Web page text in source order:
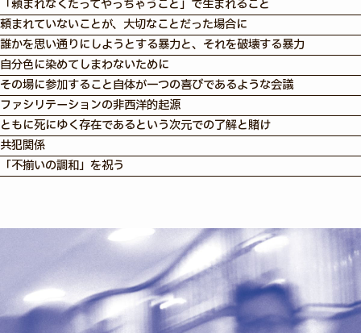
「頼まれなくたってやっちゃうこと」で生まれること
頼まれていないことが、大切なことだった場合に
誰かを思い通りにしようとする暴力と、それを破壊する暴力
自分色に染めてしまわないために
その場に参加すること自体が一つの喜びであるような会議
ファシリテーションの非西洋的起源
ともに死にゆく存在であるという次元での了解と賭け
共犯関係
「不揃いの調和」を祝う